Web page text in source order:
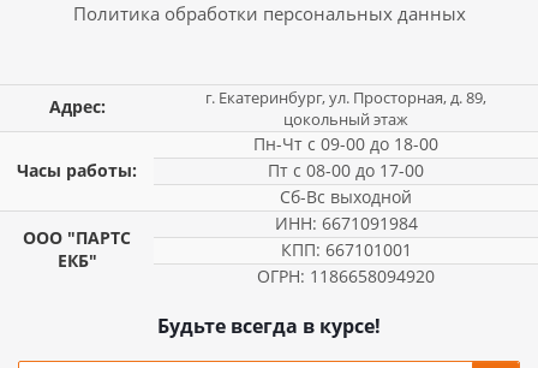
Политика обработки персональных данных
Адрес:
г. Екатеринбург, ул. Просторная, д. 89,
цокольный этаж
Часы работы:
Пн-Чт с 09-00 до 18-00
Пт с 08-00 до 17-00
Сб-Вс выходной
ООО "ПАРТС
ЕКБ"
ИНН: 6671091984
КПП: 667101001
ОГРН: 1186658094920
Будьте всегда в курсе!